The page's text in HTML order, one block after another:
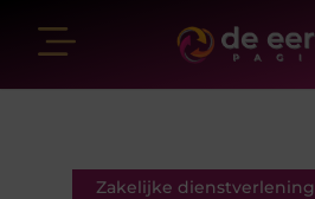
Zakelijke dienstverlening